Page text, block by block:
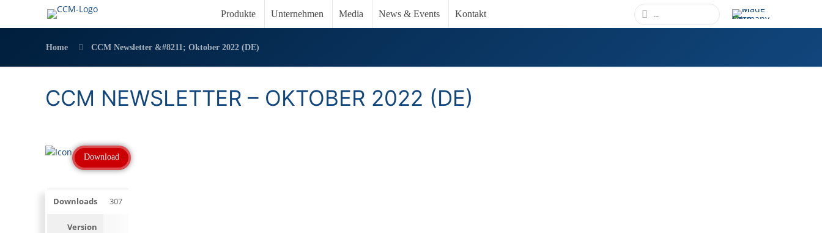
Produkte Unternehmen Media News & Events Kontakt
Home CCM Newsletter &#8211; Oktober 2022 (DE)
CCM NEWSLETTER – OKTOBER 2022 (DE)
Download
Downloads 307
Version